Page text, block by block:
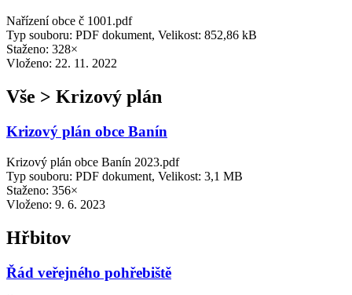
Nařízení obce č 1001.pdf
Typ souboru: PDF dokument, Velikost: 852,86 kB
Staženo: 328×
Vloženo: 22. 11. 2022
Vše > Krizový plán
Krizový plán obce Banín
Krizový plán obce Banín 2023.pdf
Typ souboru: PDF dokument, Velikost: 3,1 MB
Staženo: 356×
Vloženo: 9. 6. 2023
Hřbitov
Řád veřejného pohřebiště